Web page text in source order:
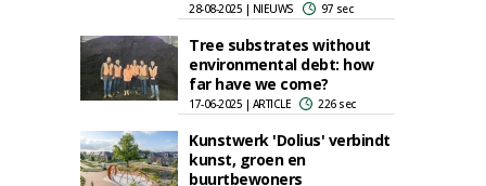
28-08-2025 | NIEUWS 97 sec
Tree substrates without
environmental debt: how
far have we come?
17-06-2025 | ARTICLE 226 sec
Kunstwerk 'Dolius' verbindt
kunst, groen en
buurtbewoners